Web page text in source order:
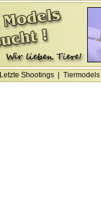
Letzte Shootings|